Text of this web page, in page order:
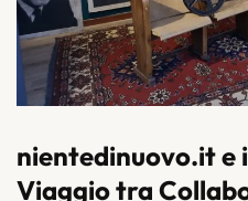
nientedinuovo.it e
Viaggio tra